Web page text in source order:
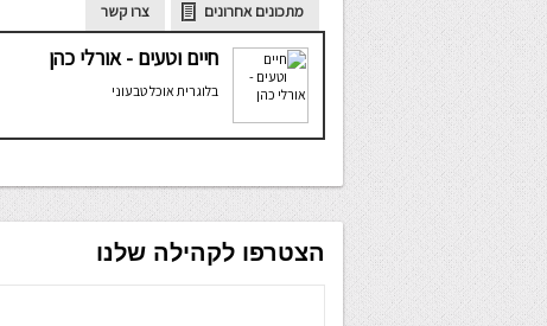
מתכונים אחרונים
צרו קשר
חיים וטעים - אורלי כהן
בלוגרית אוכל טבעוני
הצטרפו לקהילה שלנו